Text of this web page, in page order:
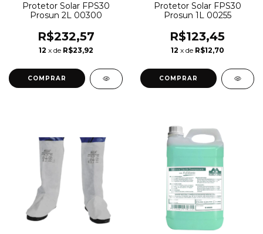
Protetor Solar FPS30
Prosun 2L 00300
R$232,57
12 x de R$23,92
Protetor Solar FPS30
Prosun 1L 00255
R$123,45
12 x de R$12,70